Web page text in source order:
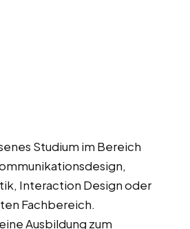
Studium im Bereich
Interaction Design oder
Fachbereich.
Ausbildung zum